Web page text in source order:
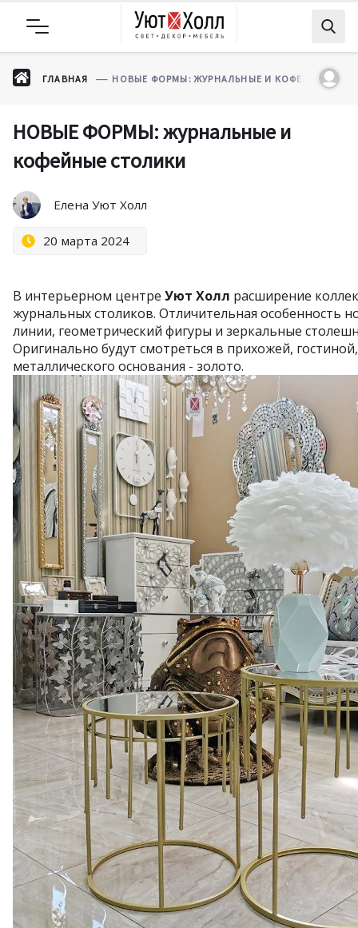
ГЛАВНАЯ НОВЫЕ ФОРМЫ: ЖУРНАЛЬНЫЕ И КОФЕЙНЫЕ
НОВЫЕ ФОРМЫ: журнальные и
кофейные столики
Елена Уют Холл
20 марта 2024
В интерьерном центре Уют Холл расширение
журнальных столиков. Отличительная особенность
линии, геометрический фигуры и зеркальные
Оригинально будут смотреться в прихожей,
металлического основания - золото.